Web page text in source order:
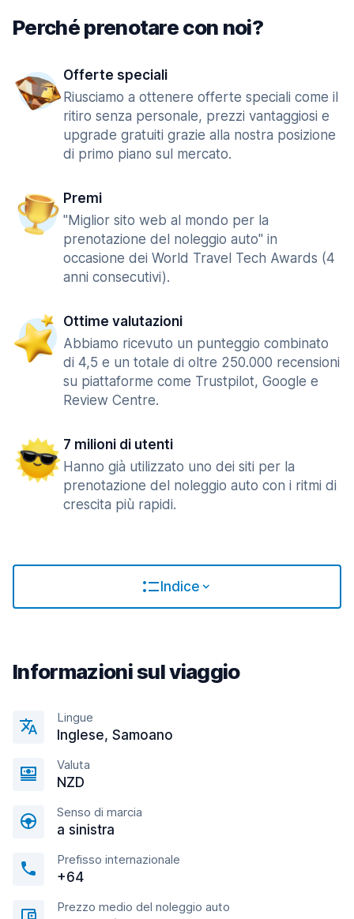
Perché prenotare con noi?
Offerte speciali
Riusciamo a ottenere offerte speciali come il
ritiro senza personale, prezzi vantaggiosi e
upgrade gratuiti grazie alla nostra posizione
di primo piano sul mercato.
Premi
"Miglior sito web al mondo per la
prenotazione del noleggio auto" in
occasione dei World Travel Tech Awards (4
anni consecutivi).
Ottime valutazioni
Abbiamo ricevuto un punteggio combinato
di 4,5 e un totale di oltre 250.000 recensioni
su piattaforme come Trustpilot, Google e
Review Centre.
7 milioni di utenti
Hanno già utilizzato uno dei siti per la
prenotazione del noleggio auto con i ritmi di
crescita più rapidi.
Indice
Informazioni sul viaggio
Lingue
Inglese, Samoano
Valuta
NZD
Senso di marcia
a sinistra
Prefisso internazionale
+64
Prezzo medio del noleggio auto